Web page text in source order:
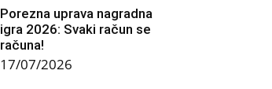
Porezna uprava nagradna
igra 2026: Svaki račun se
računa!
17/07/2026